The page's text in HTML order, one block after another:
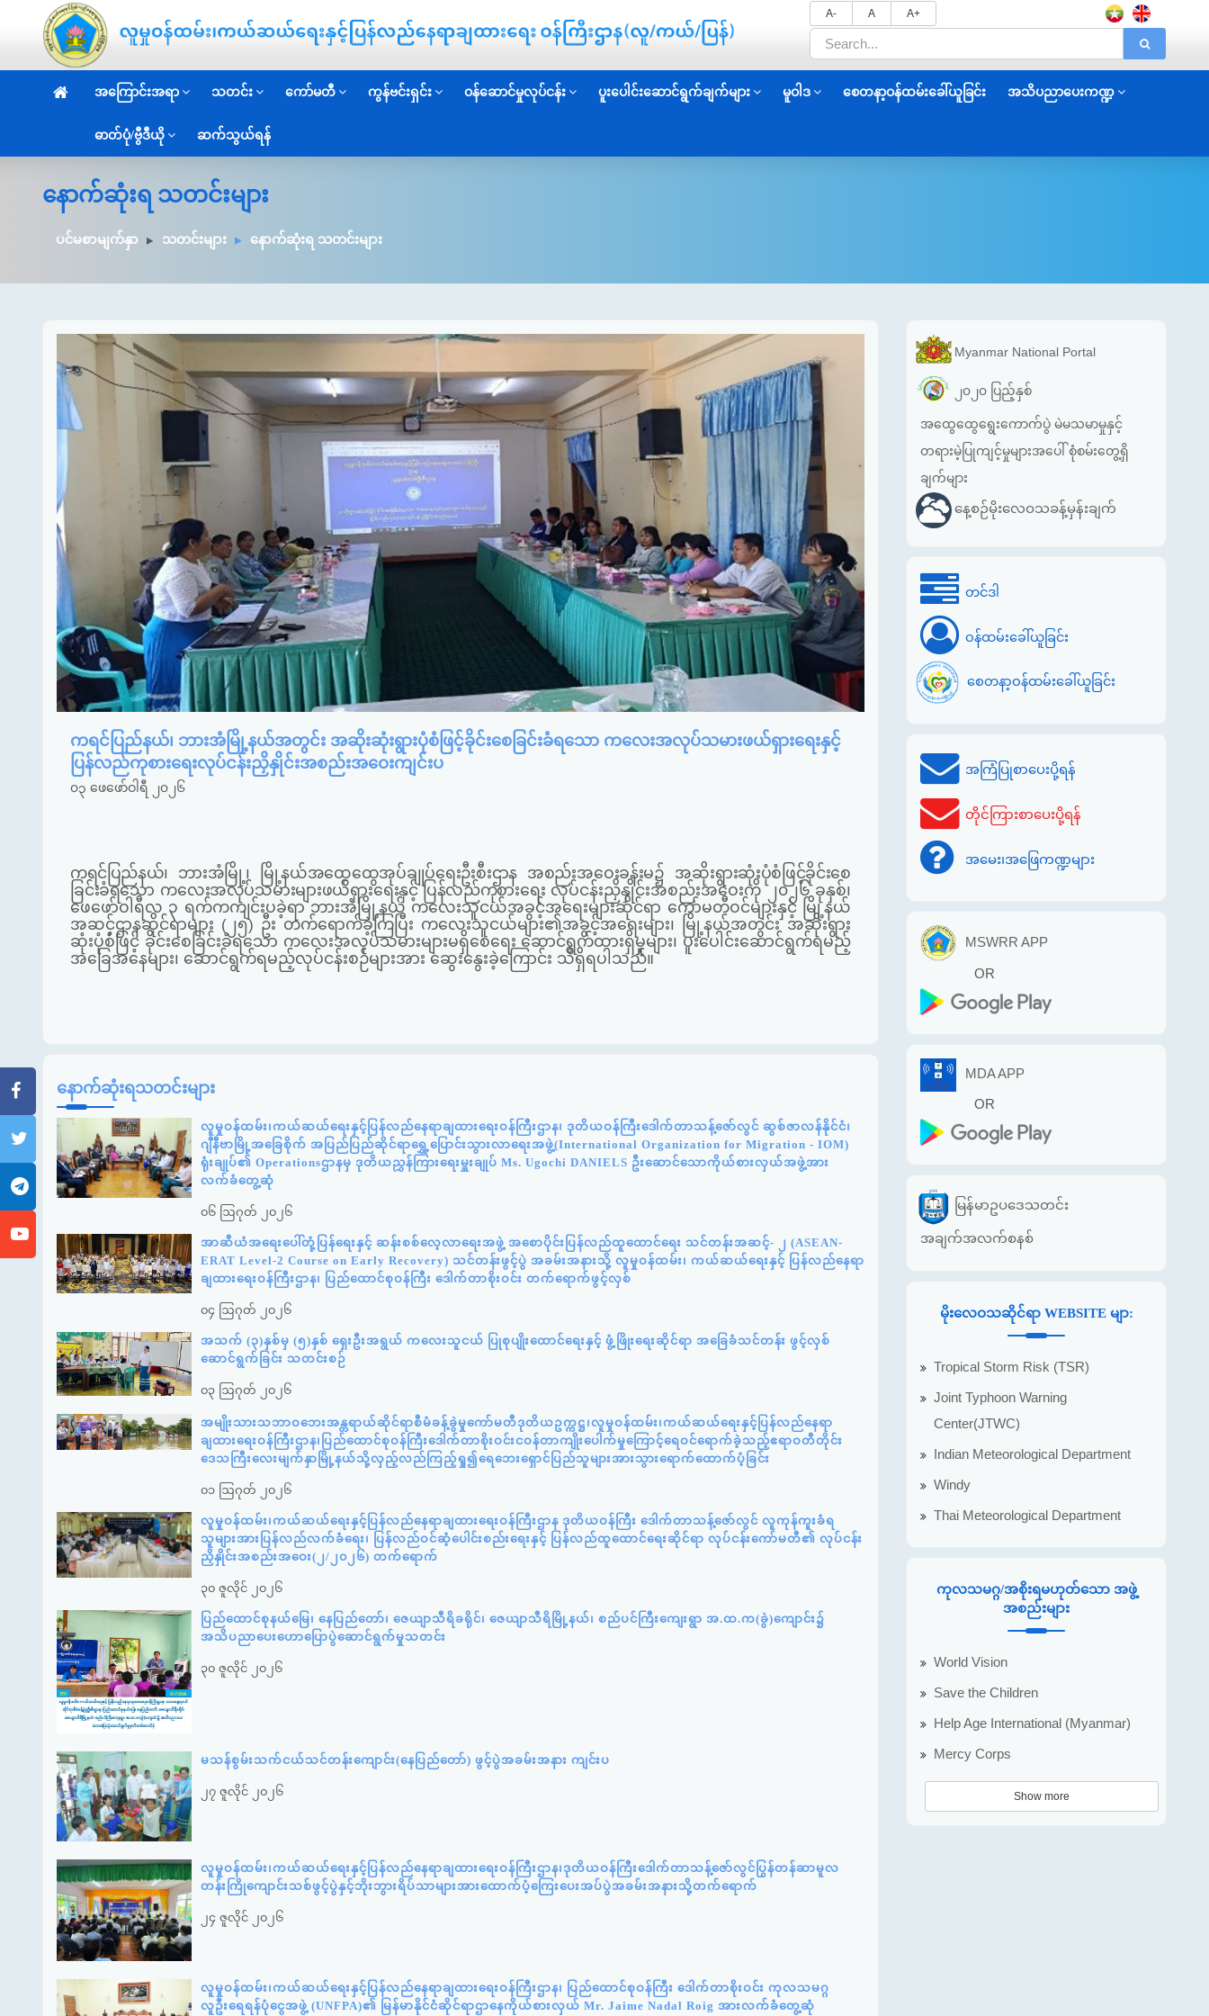
A- A A+
အကြောင်းအရာ သတင်း ကော်မတီ ကွန်ဗင်းရှင်း ဝန်ဆောင်မှုလုပ်ငန်း ပူးပေါင်းဆောင်ရွက်ချက်များ မူဝါဒ စေတနာ့ဝန်ထမ်းခေါ်ယူခြင်း အသိပညာပေးကဏ္ဍ
ဓာတ်ပုံ/ဗွီဒီယို ဆက်သွယ်ရန်
နောက်ဆုံးရ သတင်းများ
ပင်မစာမျက်နှာ သတင်းများ နောက်ဆုံးရ သတင်းများ
ကရင်ပြည်နယ်၊ ဘားအံမြို့နယ်အတွင်း အဆိုးဆုံးရွားပုံစံဖြင့်ခိုင်းစေခြင်းခံရသော ကလေးအလုပ်သမားဖယ်ရှားရေးနှင့်
ပြန်လည်ကုစားရေးလုပ်ငန်းညှိနှိုင်းအစည်းအဝေးကျင်းပ
၀၃ ဖေဖော်ဝါရီ ၂၀၂၆
ကရင်ပြည်နယ်၊ ဘားအံမြို့၊ မြို့နယ်အထွေထွေအုပ်ချုပ်ရေးဦးစီးဌာန အစည်းအဝေးခန်းမ၌
အဆိုးရွားဆုံးပုံစံဖြင့်ခိုင်းစေ
ခြင်းခံရသော ကလေးအလုပ်သမားများဖယ်ရှားရေးနှင့် ပြန်လည်ကုစားရေး လုပ်ငန်းညှိနှိုင်းအစည်းအဝေးကို ၂၀၂၆ ခုနှစ်၊
ဖေဖော်ဝါရီလ ၃ ရက်ကကျင်းပခဲ့ရာ ဘားအံမြို့နယ် ကလေးသူငယ်အခွင့်အရေးများဆိုင်ရာ ကော်မတီဝင်များနှင့် မြို့နယ်
အဆင့်ဌာနဆိုင်ရာများ (၂၅) ဦး တက်ရောက်ခဲ့ကြပြီး ကလေးသူငယ်များ၏အခွင့်အရေးများ၊ မြို့နယ်အတွင်း အဆိုးရွား
ဆုံးပုံစံဖြင့် ခိုင်းစေခြင်းခံရသော ကလေးအလုပ်သမားများမရှိစေရေး ဆောင်ရွက်ထားရှိမှုများ၊ ပူးပေါင်းဆောင်ရွက်ရမည့်
အခြေအနေများ၊ ဆောင်ရွက်ရမည့်လုပ်ငန်းစဉ်များအား ဆွေးနွေးခဲ့ကြောင်း သိရှိရပါသည်။
နောက်ဆုံးရသတင်းများ
လူမှုဝန်ထမ်း၊ကယ်ဆယ်ရေးနှင့်ပြန်လည်နေရာချထားရေးဝန်ကြီးဌာန၊ ဒုတိယဝန်ကြီးဒေါက်တာသန့်ဇော်လွင် ဆွစ်ဇာလန်နိုင်ငံ၊
ဂျီနီဗာမြို့အခြေစိုက် အပြည်ပြည်ဆိုင်ရာရွှေ့ပြောင်းသွားလာရေးအဖွဲ့(International Organization for Migration - IOM)
ရုံးချုပ်၏ Operationsဌာနမှ ဒုတိယညွှန်ကြားရေးမှူးချုပ် Ms. Ugochi DANIELS ဦးဆောင်သောကိုယ်စားလှယ်အဖွဲ့အား
လက်ခံတွေ့ဆုံ
၀၆ ဩဂုတ် ၂၀၂၆
အာဆီယံအရေးပေါ်တုံ့ပြန်ရေးနှင့် ဆန်းစစ်လေ့လာရေးအဖွဲ့ အစောပိုင်းပြန်လည်ထူထောင်ရေး သင်တန်းအဆင့်- ၂ (ASEAN-
ERAT Level-2 Course on Early Recovery) သင်တန်းဖွင့်ပွဲ အခမ်းအနားသို့ လူမှုဝန်ထမ်း၊ ကယ်ဆယ်ရေးနှင့် ပြန်လည်နေရာ
ချထားရေးဝန်ကြီးဌာန၊ ပြည်ထောင်စုဝန်ကြီး ဒေါက်တာစိုးဝင်း တက်ရောက်ဖွင့်လှစ်
၀၄ ဩဂုတ် ၂၀၂၆
အသက် (၃)နှစ်မှ (၅)နှစ် ရှေးဦးအရွယ် ကလေးသူငယ် ပြုစုပျိုးထောင်ရေးနှင့် ဖွံ့ဖြိုးရေးဆိုင်ရာ အခြေခံသင်တန်း ဖွင့်လှစ်
ဆောင်ရွက်ခြင်း သတင်းစဉ်
၀၃ ဩဂုတ် ၂၀၂၆
အမျိုးသားသဘာဝဘေးအန္တရာယ်ဆိုင်ရာစီမံခန့်ခွဲမှုကော်မတီဒုတိယဥက္ကဋ္ဌ၊လူမှုဝန်ထမ်း၊ကယ်ဆယ်ရေးနှင့်ပြန်လည်နေရာ
ချထားရေးဝန်ကြီးဌာန၊ပြည်ထောင်စုဝန်ကြီးဒေါက်တာစိုးဝင်းငဝန်တာကျိုးပေါက်မှုကြောင့်ရေဝင်ရောက်ခဲ့သည့်ဧရာဝတီတိုင်း
ဒေသကြီးလေးမျက်နှာမြို့နယ်သို့လှည့်လည်ကြည့်ရှု၍ရေဘေးရှောင်ပြည်သူများအားသွားရောက်ထောက်ပံ့ခြင်း
၀၁ ဩဂုတ် ၂၀၂၆
လူမှုဝန်ထမ်း၊ကယ်ဆယ်ရေးနှင့်ပြန်လည်နေရာချထားရေးဝန်ကြီးဌာန ဒုတိယဝန်ကြီး ဒေါက်တာသန့်ဇော်လွင် လူကုန်ကူးခံရ
သူများအားပြန်လည်လက်ခံရေး၊ ပြန်လည်ဝင်ဆံ့ပေါင်းစည်းရေးနှင့် ပြန်လည်ထူထောင်ရေးဆိုင်ရာ လုပ်ငန်းကော်မတီ၏ လုပ်ငန်း
ညှိနှိုင်းအစည်းအဝေး(၂/၂၀၂၆) တက်ရောက်
၃၀ ဇူလိုင် ၂၀၂၆
ပြည်ထောင်စုနယ်မြေ၊ နေပြည်တော်၊ ဇေယျာသီရိခရိုင်၊ ဇေယျာသီရိမြို့နယ်၊ စည်ပင်ကြီးကျေးရွာ အ.ထ.က(ခွဲ)ကျောင်း၌
အသိပညာပေးဟောပြောပွဲဆောင်ရွက်မှုသတင်း
၃၀ ဇူလိုင် ၂၀၂၆
မသန်စွမ်းသက်ငယ်သင်တန်းကျောင်း(နေပြည်တော်) ဖွင့်ပွဲအခမ်းအနား ကျင်းပ
၂၇ ဇူလိုင် ၂၀၂၆
လူမှုဝန်ထမ်း၊ကယ်ဆယ်ရေးနှင့်ပြန်လည်နေရာချထားရေးဝန်ကြီးဌာန၊ဒုတိယဝန်ကြီးဒေါက်တာသန့်ဇော်လွင်ပြွန်တန်ဆာမူလ
တန်းကြိုကျောင်းသစ်ဖွင့်ပွဲနှင့်ဘိုးဘွားရိပ်သာများအားထောက်ပံ့ကြေးပေးအပ်ပွဲအခမ်းအနားသို့တက်ရောက်
၂၄ ဇူလိုင် ၂၀၂၆
လူမှုဝန်ထမ်း၊ကယ်ဆယ်ရေးနှင့်ပြန်လည်နေရာချထားရေးဝန်ကြီးဌာန၊ ပြည်ထောင်စုဝန်ကြီး ဒေါက်တာစိုးဝင်း ကုလသမဂ္ဂ
လူဦးရေရန်ပုံငွေအဖွဲ့ (UNFPA)၏ မြန်မာနိုင်ငံဆိုင်ရာဌာနေကိုယ်စားလှယ် Mr. Jaime Nadal Roig အားလက်ခံတွေ့ဆုံ
Myanmar National Portal
၂၀၂၀ ပြည့်နှစ်
အထွေထွေရွေးကောက်ပွဲ မဲမသမာမှုနှင့်
တရားမဲ့ပြုကျင့်မှုများအပေါ် စုံစမ်းတွေ့ရှိ
ချက်များ
နေ့စဉ်မိုးလေဝသခန့်မှန်းချက်
တင်ဒါ
ဝန်ထမ်းခေါ်ယူခြင်း
စေတနာ့ဝန်ထမ်းခေါ်ယူခြင်း
အကြံပြုစာပေးပို့ရန်
တိုင်ကြားစာပေးပို့ရန်
အမေး၊အဖြေကဏ္ဍများ
MSWRR APP
OR
MDA APP
OR
မြန်မာဥပဒေသတင်း
အချက်အလက်စနစ်
မိုးလေဝသဆိုင်ရာ WEBSITE မျာ:
Tropical Storm Risk (TSR)
Joint Typhoon Warning
Center(JTWC)
Indian Meteorological Department
Windy
Thai Meteorological Department
ကုလသမဂ္ဂ/အစိုးရမဟုတ်သော အဖွဲ့
အစည်းများ
World Vision
Save the Children
Help Age International (Myanmar)
Mercy Corps
Show more